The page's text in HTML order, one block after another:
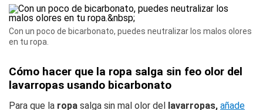
Con un poco de bicarbonato, puedes neutralizar los malos olores
en tu ropa.
Cómo hacer que la ropa salga sin feo olor del
lavarropas usando bicarbonato
Para que la ropa salga sin mal olor del lavarropas, añade